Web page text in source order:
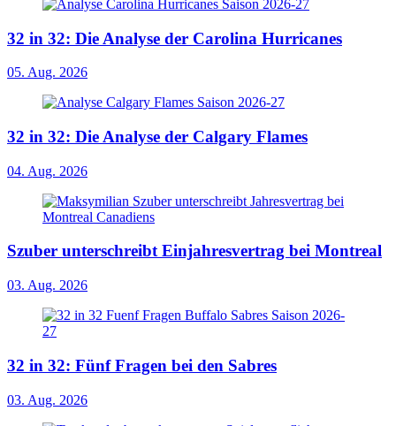
32 in 32: Die Analyse der Carolina Hurricanes
05. Aug. 2026
32 in 32: Die Analyse der Calgary Flames
04. Aug. 2026
Szuber unterschreibt Einjahresvertrag bei Montreal
03. Aug. 2026
32 in 32: Fünf Fragen bei den Sabres
03. Aug. 2026